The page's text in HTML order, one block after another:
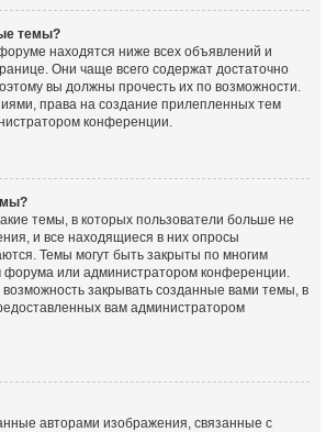
темы?
находятся ниже всех объявлений и
Они чаще всего содержат достаточно
вы должны прочесть их по возможности.
права на создание прилепленных тем
конференции.
темы, в которых пользователи больше не
и все находящиеся в них опросы
Темы могут быть закрыты по многим
или администратором конференции.
закрывать созданные вами темы, в
вам администратором
авторами изображения, связанные с